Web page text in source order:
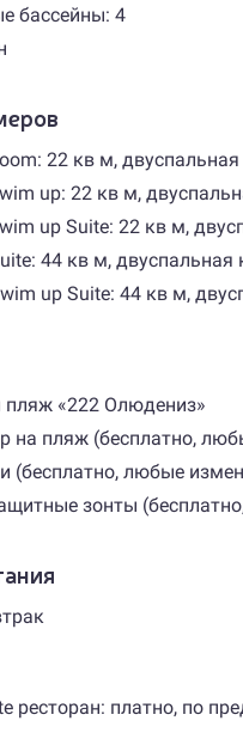
бассейны: 4
22 кв м,
up: 22 кв м,
up Suite: 22 кв м,
44 кв м,
up Suite: 44 кв м,
пляж «222 Олюдениз»
на пляж ​(бесплатно,
​(бесплатно, любые
зонты
ресторан: платно, по